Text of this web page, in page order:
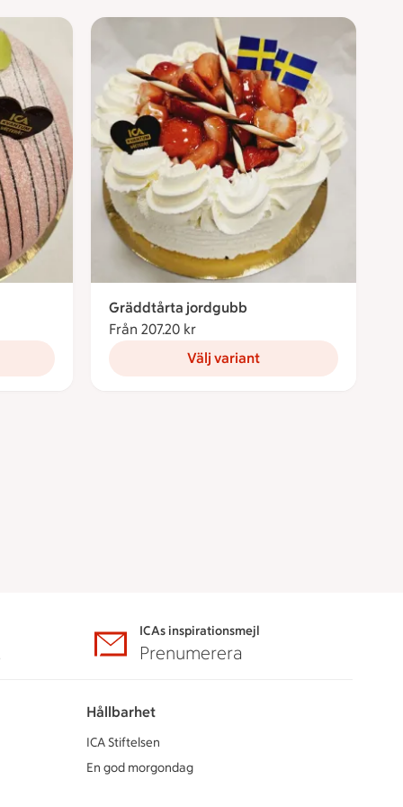
Gräddtårta jordgubb
Från 207.20 kr
Välj variant
ICAs inspirationsmejl
Prenumerera
Hållbarhet
ICA Stiftelsen
En god morgondag